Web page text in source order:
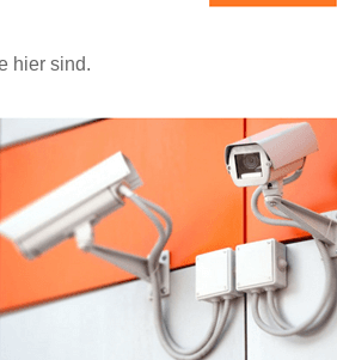
hier sind.